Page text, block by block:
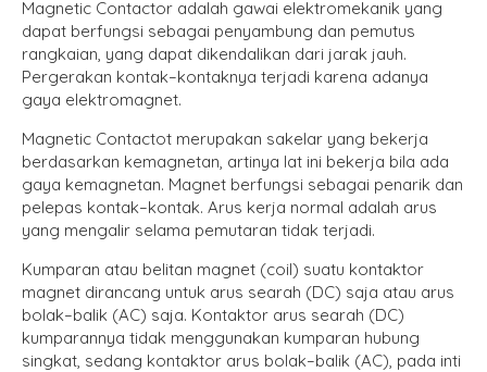
Magnetic Contactor adalah gawai elektromekanik yang
dapat berfungsi sebagai penyambung dan pemutus
rangkaian, yang dapat dikendalikan dari jarak jauh.
Pergerakan kontak–kontaknya terjadi karena adanya
gaya elektromagnet.
Magnetic Contactot merupakan sakelar yang bekerja
berdasarkan kemagnetan, artinya lat ini bekerja bila ada
gaya kemagnetan. Magnet berfungsi sebagai penarik dan
pelepas kontak–kontak. Arus kerja normal adalah arus
yang mengalir selama pemutaran tidak terjadi.
Kumparan atau belitan magnet (coil) suatu kontaktor
magnet dirancang untuk arus searah (DC) saja atau arus
bolak–balik (AC) saja. Kontaktor arus searah (DC)
kumparannya tidak menggunakan kumparan hubung
singkat, sedang kontaktor arus bolak–balik (AC), pada inti